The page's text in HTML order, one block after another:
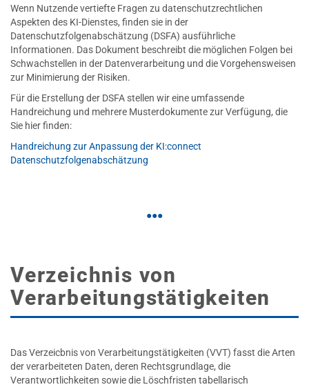
Wenn Nutzende vertiefte Fragen zu datenschutzrechtlichen
Aspekten des KI-Dienstes, finden sie in der
Datenschutzfolgenabschätzung (DSFA) ausführliche
Informationen. Das Dokument beschreibt die möglichen Folgen bei
Schwachstellen in der Datenverarbeitung und die Vorgehensweisen
zur Minimierung der Risiken.
Für die Erstellung der DSFA stellen wir eine umfassende
Handreichung und mehrere Musterdokumente zur Verfügung, die
Sie hier finden:
Handreichung zur Anpassung der KI:connect
Datenschutzfolgenabschätzung
Verzeichnis von
Verarbeitungstätigkeiten
Das Verzeicbnis von Verarbeitungstätigkeiten (VVT) fasst die Arten
der verarbeiteten Daten, deren Rechtsgrundlage, die
Verantwortlichkeiten sowie die Löschfristen tabellarisch